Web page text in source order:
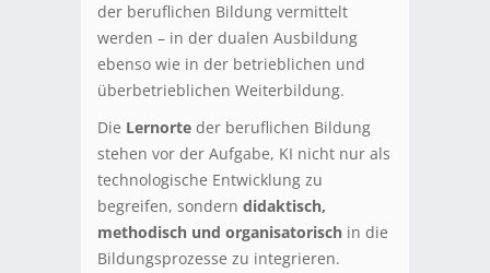
der beruflichen Bildung vermittelt
werden – in der dualen Ausbildung
ebenso wie in der betrieblichen und
überbetrieblichen Weiterbildung.
Die Lernorte der beruflichen Bildung
stehen vor der Aufgabe, KI nicht nur als
technologische Entwicklung zu
begreifen, sondern didaktisch,
methodisch und organisatorisch in die
Bildungsprozesse zu integrieren.